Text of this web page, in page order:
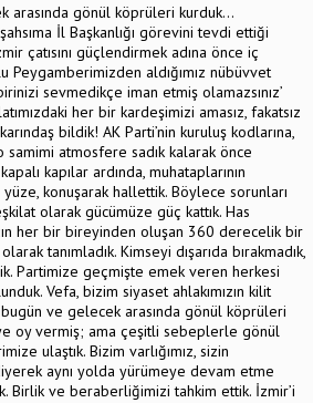
arasında gönül köprüleri kurduk…
şahsıma İl Başkanlığı görevini tevdi ettiği
çatısını güçlendirmek adına önce iç
Peygamberimizden aldığımız nübüvvet
sevmedikçe iman etmiş olamazsınız’
her bir kardeşimizi amasız, fakatsız
bildik! AK Parti’nin kuruluş kodlarına,
atmosfere sadık kalarak önce
kapılar ardında, muhataplarının
konuşarak hallettik. Böylece sorunları
olarak gücümüze güç kattık. Has
her bir bireyinden oluşan 360 derecelik bir
tanımladık. Kimseyi dışarıda bırakmadık,
Partimize geçmişte emek veren herkesi
Vefa, bizim siyaset ahlakımızın kilit
ve gelecek arasında gönül köprüleri
oy vermiş; ama çeşitli sebeplerle gönül
ulaştık. Bizim varlığımız, sizin
aynı yolda yürümeye devam etme
Birlik ve beraberliğimizi tahkim ettik. İzmir’i